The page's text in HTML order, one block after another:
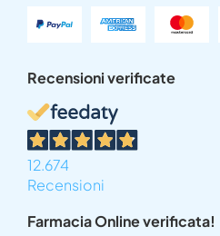
Recensioni verificate
12.674
Recensioni
Farmacia Online verificata!